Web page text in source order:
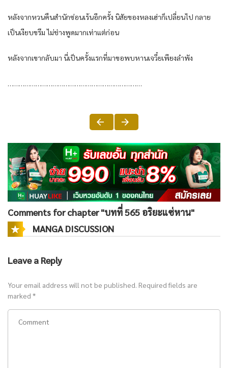
หลังจากหวนคืนสำนักซ่อนเร้นอีกครั้ง นิสัยของหลงเฮ่าก็เปลี่ยนไป กลาย
เป็นเงียบขรึม ไม่ช่างพูดมากเท่าแต่ก่อน
หลังจากเขากลับมา นี่เป็นครั้งแรกที่มาขอพบหานเจวี๋ยเพียงลำพัง
………………………………………………………………
Comments for chapter "บทที่ 565 อริยะแซ่หาน"
MANGA DISCUSSION
Leave a Reply
Your email address will not be published. Required fields are
marked *